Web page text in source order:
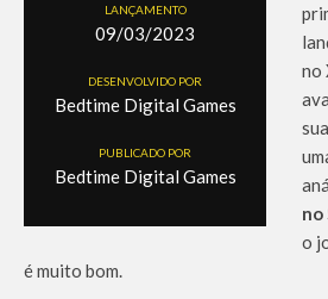
LANÇAMENTO
09/03/2023
DESENVOLVIDO POR
Bedtime Digital Games
PUBLICADO POR
Bedtime Digital Games
no
no
o
é muito bom.